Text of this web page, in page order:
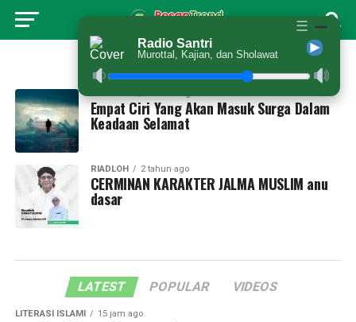
All posts tagged "nasihat"
Empat Ciri Yang Akan Masuk Surga Dalam
Keadaan Selamat
RIADLOH 2 tahun ago
CERMINAN KARAKTER JALMA MUSLIM anu
dasar
LATEST POPULAR VIDEOS
LITERASI ISLAMI 15 jam ago
☰
Radio Santri
Murottal, Kajian, dan Sholawat